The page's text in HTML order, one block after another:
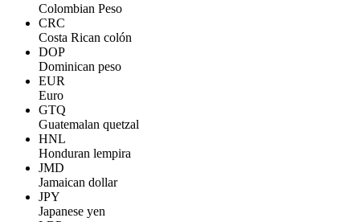
Colombian Peso
CRC
Costa Rican colón
DOP
Dominican peso
EUR
Euro
GTQ
Guatemalan quetzal
HNL
Honduran lempira
JMD
Jamaican dollar
JPY
Japanese yen